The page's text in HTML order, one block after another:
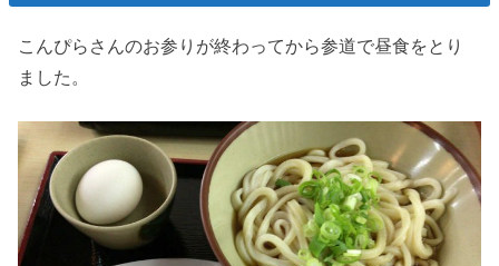
こんぴらさんのお参りが終わってから参道で昼食をとり
ました。